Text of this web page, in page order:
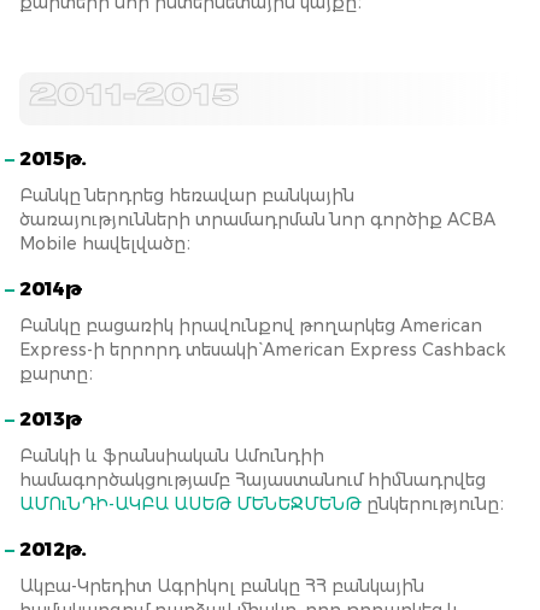
2011-2015
2015թ.
Բանկը ներդրեց հեռավար բանկային
ծառայությունների տրամադրման նոր գործիք ACBA
Mobile հավելվածը։
2014թ
Բանկը բացառիկ իրավունքով թողարկեց American
Express-ի երրորդ տեսակի` American Express Cashback
քարտը։
2013թ
Բանկի և ֆրանսիական Ամունդիի
համագործակցությամբ Հայաստանում հիմնադրվեց
ԱՄՈւՆԴԻ-ԱԿԲԱ ԱՍԵԹ ՄԵՆԵՋՄԵՆԹ ընկերությունը։
2012թ.
Ակբա-Կրեդիտ Ագրիկոլ բանկը ՀՀ բանկային